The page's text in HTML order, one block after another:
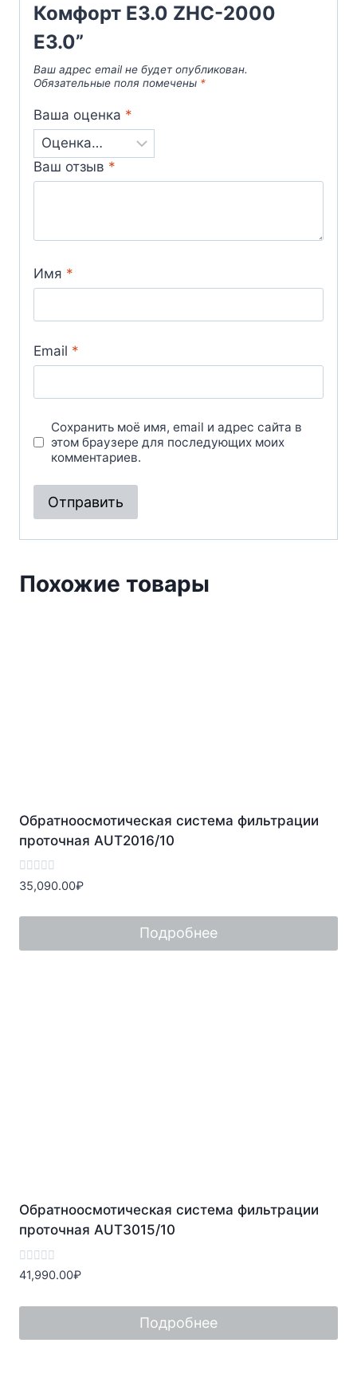
Комфорт E3.0 ZHC-2000
E3.0”
Ваш адрес email не будет опубликован.
Обязательные поля помечены *
Ваша оценка *
Ваш отзыв *
Имя *
Email *
Сохранить моё имя, email и адрес сайта в
этом браузере для последующих моих
комментариев.
Похожие товары
Обратноосмотическая система фильтрации
проточная AUT2016/10
Оценка
0
5
35,090.00₽
Подробнее
Обратноосмотическая система фильтрации
проточная AUT3015/10
Оценка
0
5
41,990.00₽
Подробнее